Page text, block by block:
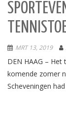
MRT 13, 2019
DEN HAAG –
komende zomer
Scheveningen